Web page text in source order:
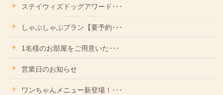
ステイウィズドッグアワード･･･
しゃぶしゃぶプラン【要予約･･･
1名様のお部屋をご用意いた･･･
営業日のお知らせ
ワンちゃんメニュー新登場！･･･